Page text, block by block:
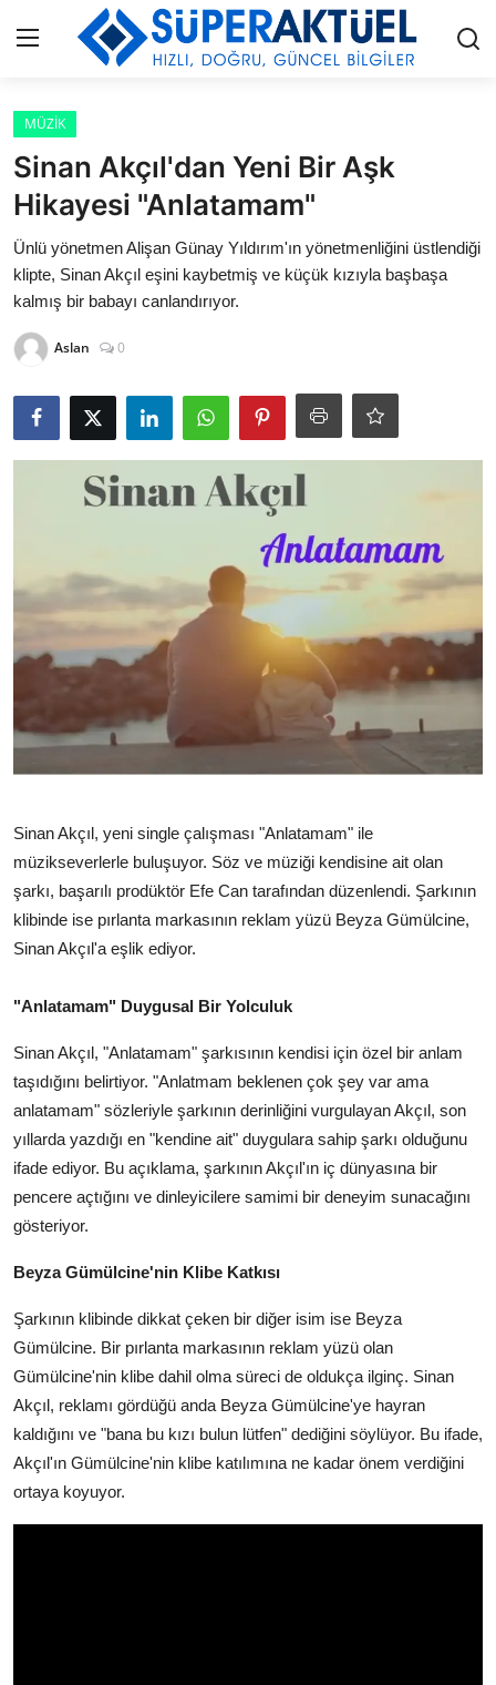
İLETİŞİM
HAKKIMIZDA
KÜNYE
MODA
İŞ BİRLİĞİ
MÜZİK
TEKNOLOJİ
TATİL
RÜYA TABİRİ
ÖNEMLİ GÜNLER
MÜZİK
Sinan Akçıl'dan Yeni Bir Aşk
Hikayesi "Anlatamam"
Ünlü yönetmen Alişan Günay Yıldırım'ın yönetmenliğini üstlendiği
klipte, Sinan Akçıl eşini kaybetmiş ve küçük kızıyla başbaşa
kalmış bir babayı canlandırıyor.
Aslan 0
Sinan Akçıl, yeni single çalışması "Anlatamam" ile
müzikseverlerle buluşuyor. Söz ve müziği kendisine ait olan
şarkı, başarılı prodüktör Efe Can tarafından düzenlendi. Şarkının
klibinde ise pırlanta markasının reklam yüzü Beyza Gümülcine,
Sinan Akçıl'a eşlik ediyor.
"Anlatamam" Duygusal Bir Yolculuk
Sinan Akçıl, "Anlatamam" şarkısının kendisi için özel bir anlam
taşıdığını belirtiyor. "Anlatmam beklenen çok şey var ama
anlatamam" sözleriyle şarkının derinliğini vurgulayan Akçıl, son
yıllarda yazdığı en "kendine ait" duygulara sahip şarkı olduğunu
ifade ediyor. Bu açıklama, şarkının Akçıl'ın iç dünyasına bir
pencere açtığını ve dinleyicilere samimi bir deneyim sunacağını
gösteriyor.
Beyza Gümülcine'nin Klibe Katkısı
Şarkının klibinde dikkat çeken bir diğer isim ise Beyza
Gümülcine. Bir pırlanta markasının reklam yüzü olan
Gümülcine'nin klibe dahil olma süreci de oldukça ilginç. Sinan
Akçıl, reklamı gördüğü anda Beyza Gümülcine'ye hayran
kaldığını ve "bana bu kızı bulun lütfen" dediğini söylüyor. Bu ifade,
Akçıl'ın Gümülcine'nin klibe katılımına ne kadar önem verdiğini
ortaya koyuyor.